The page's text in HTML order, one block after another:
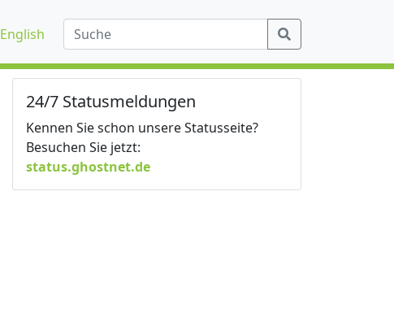
English
24/7 Statusmeldungen
Kennen Sie schon unsere Statusseite?
Besuchen Sie jetzt:
status.ghostnet.de